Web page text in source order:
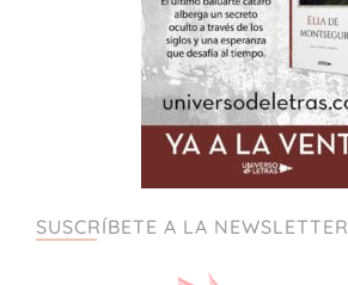
SUSCRÍBETE A LA NEWSLETTER